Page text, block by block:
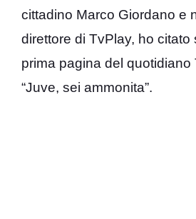
cittadino Marco Giordano e
direttore di TvPlay, ho citato
prima pagina del quotidiano
“Juve, sei ammonita”.